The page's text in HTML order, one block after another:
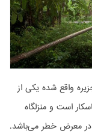
واقع شده یکی از
است و منزلگاه
در معرض خطر می‌باشد.